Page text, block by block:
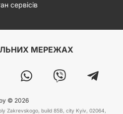
сервісів
МЕРЕЖАХ
© 2026
Zakrevskogo, build 85B, city Kyiv, 02064,